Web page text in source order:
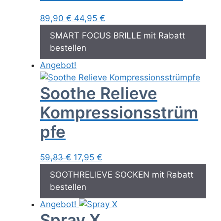
89,90€ Ursprünglicher
Preis
war:
44,95 €
Preis
SMART FOCUS BRILLE mit Rabatt
bestellen
Angebot!
Soothe Relieve
Kompressionsstrüm
pfe
59,83€ Ursprünglicher
Preis
war:
17,95 €
Preis
SOOTHRELIEVE SOCKEN mit Rabatt
bestellen
Angebot!